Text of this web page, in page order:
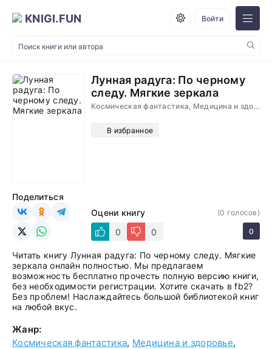
KNIGI.FUN Войти
Лунная радуга: По черному
следу. Мягкие зеркала
Космическая фантастика, Медицина и здоровье, Детективы, Фантастика
В избранное
Оцени книгу
0
0
(0 голосов)
0
Поделиться
Читать книгу Лунная радуга: По черному следу. Мягкие
зеркала онлайн полностью. Мы предлагаем
возможность бесплатно прочесть полную версию книги,
без необходимости регистрации. Хотите скачать в fb2?
Без проблем! Наслаждайтесь большой библиотекой книг
на любой вкус.
Жанр:
Космическая фантастика, Медицина и здоровье,